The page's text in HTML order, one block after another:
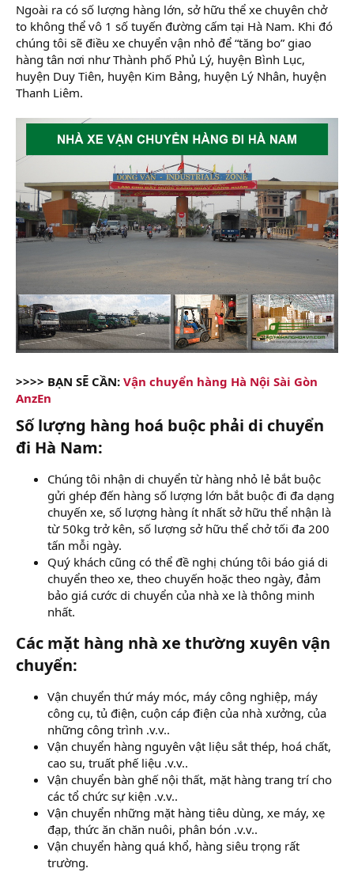
Ngoài ra có số lượng hàng lớn, sở hữu thể xe chuyên chở
to không thể vô 1 số tuyến đường cấm tại Hà Nam. Khi đó
chúng tôi sẽ điều xe chuyển vận nhỏ để “tăng bo” giao
hàng tân nơi như Thành phố Phủ Lý, huyện Bình Lục,
huyện Duy Tiên, huyện Kim Bảng, huyện Lý Nhân, huyện
Thanh Liêm.
>>>> BẠN SẼ CẦN: Vận chuyển hàng Hà Nội Sài Gòn
AnzEn
Số lượng hàng hoá buộc phải di chuyển
đi Hà Nam:​
Chúng tôi nhận di chuyển từ hàng nhỏ lẻ bắt buộc
gửi ghép đến hàng số lượng lớn bắt buộc đi đa dạng
chuyến xe, số lượng hàng ít nhất sở hữu thể nhận là
từ 50kg trở kên, số lượng sở hữu thể chở tối đa 200
tấn mỗi ngày.
Quý khách cũng có thể đề nghị chúng tôi báo giá di
chuyển theo xe, theo chuyến hoặc theo ngày, đảm
bảo giá cước di chuyển của nhà xe là thông minh
nhất.
Các mặt hàng nhà xe thường xuyên vận
chuyển:​
Vận chuyển thứ máy móc, máy công nghiệp, máy
công cụ, tủ điện, cuộn cáp điện của nhà xưởng, của
những công trình .v.v..
Vận chuyển hàng nguyên vật liệu sắt thép, hoá chất,
cao su, truất phế liệu .v.v..
Vận chuyển bàn ghế nội thất, mặt hàng trang trí cho
các tổ chức sự kiện .v.v..
Vận chuyển những mặt hàng tiêu dùng, xe máy, xẹ
đạp, thức ăn chăn nuôi, phân bón .v.v..
Vận chuyển hàng quá khổ, hàng siêu trọng rất
trường.